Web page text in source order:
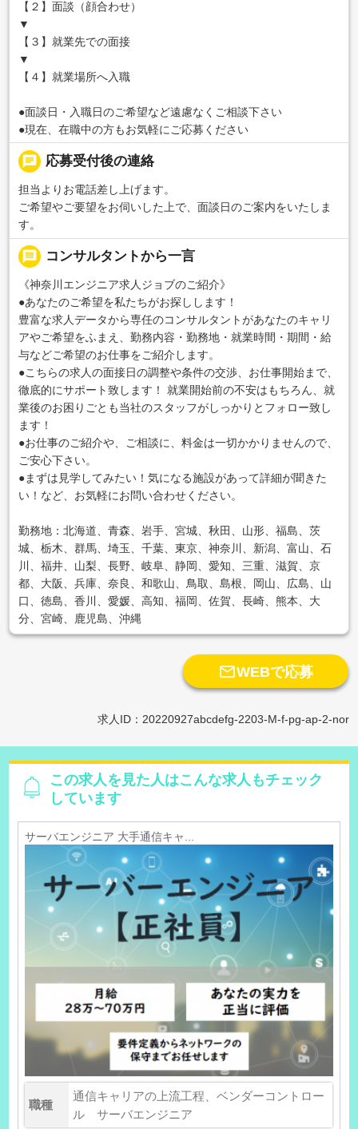
【２】面談（顔合わせ）
▼
【３】就業先での面接
▼
【４】就業場所へ入職
●面談日・入職日のご希望など遠慮なくご相談下さい
●現在、在職中の方もお気軽にご応募ください
chat 応募受付後の連絡
担当よりお電話差し上げます。
ご希望やご要望をお伺いした上で、面談日のご案内をいたしま
す。
message コンサルタントから一言
《神奈川エンジニア求人ジョブのご紹介》
●あなたのご希望を私たちがお探しします！
豊富な求人データから専任のコンサルタントがあなたのキャリ
アやご希望をふまえ、勤務内容・勤務地・就業時間・期間・給
与などご希望のお仕事をご紹介します。
●こちらの求人の面接日の調整や条件の交渉、お仕事開始まで、
徹底的にサポート致します！ 就業開始前の不安はもちろん、就
業後のお困りごとも当社のスタッフがしっかりとフォロー致し
ます！
●お仕事のご紹介や、ご相談に、料金は一切かかりませんので、
ご安心下さい。
●まずは見学してみたい！気になる施設があって詳細が聞きた
い！など、お気軽にお問い合わせください。
勤務地：北海道、青森、岩手、宮城、秋田、山形、福島、茨
城、栃木、群馬、埼玉、千葉、東京、神奈川、新潟、富山、石
川、福井、山梨、長野、岐阜、静岡、愛知、三重、滋賀、京
都、大阪、兵庫、奈良、和歌山、鳥取、島根、岡山、広島、山
口、徳島、香川、愛媛、高知、福岡、佐賀、長崎、熊本、大
分、宮崎、鹿児島、沖縄
WEBで応募
求人ID：20220927abcdefg-2203-M-f-pg-ap-2-nor
この求人を見た人はこんな求人もチェック
しています
サーバエンジニア 大手通信キャ...
職種
通信キャリアの上流工程、ベンダーコントロー
ル サーバエンジニア